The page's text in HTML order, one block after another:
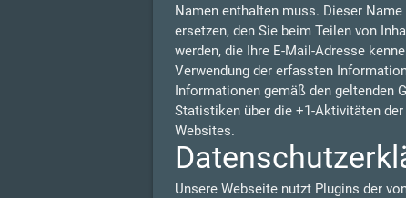
Namen enthalten muss. Dieser
ersetzen, den Sie beim Teilen von
werden, die Ihre E-Mail-Adresse
Verwendung der erfassten
Informationen gemäß den geltenden
Statistiken über die +1-Aktivitäten
Websites.
Unsere Webseite nutzt Plugins der